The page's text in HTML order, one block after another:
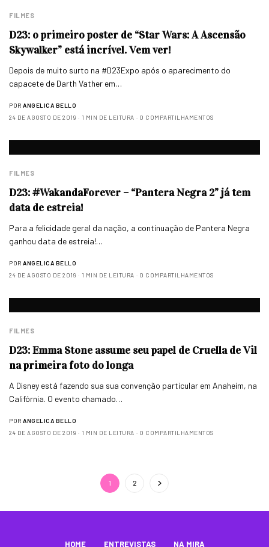
FILMES
D23: o primeiro poster de “Star Wars: A Ascensão
Skywalker” está incrível. Vem ver!
Depois de muito surto na #D23Expo após o aparecimento do
capacete de Darth Vather em…
POR ANGELICA BELLO
24 DE AGOSTO DE 2019
1 MIN DE LEITURA 0 COMPARTILHAMENTOS
FILMES
D23: #WakandaForever – “Pantera Negra 2” já tem
data de estreia!
Para a felicidade geral da nação, a continuação de Pantera Negra
ganhou data de estreia!…
POR ANGELICA BELLO
24 DE AGOSTO DE 2019
1 MIN DE LEITURA 0 COMPARTILHAMENTOS
FILMES
D23: Emma Stone assume seu papel de Cruella de Vil
na primeira foto do longa
A Disney está fazendo sua sua convenção particular em Anaheim, na
Califórnia. O evento chamado…
POR ANGELICA BELLO
24 DE AGOSTO DE 2019
1 MIN DE LEITURA 0 COMPARTILHAMENTOS
1 2
HOME ENTREVISTAS NA MIRA